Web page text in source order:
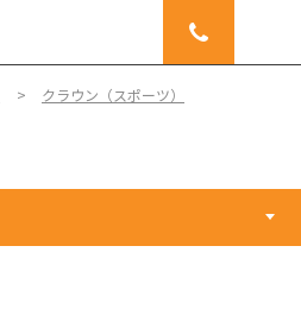
クラウン（スポーツ）